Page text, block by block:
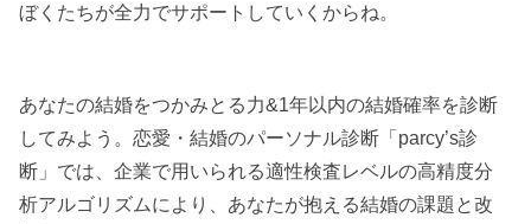
ぼくたちが全力でサポートしていくからね。
あなたの結婚をつかみとる力&1年以内の結婚確率を診断
してみよう。恋愛・結婚のパーソナル診断「parcy’s診
断」では、企業で用いられる適性検査レベルの高精度分
析アルゴリズムにより、あなたが抱える結婚の課題と改